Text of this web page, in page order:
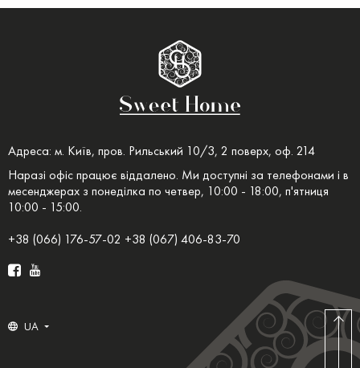
Адреса: м. Київ, пров. Рильський 10/3, 2 поверх, оф. 214
Наразі офіс працює віддалено. Ми доступні за телефонами і в
месенджерах з понеділка по четвер, 10:00 - 18:00, п'ятниця
10:00 - 15:00.
+38 (066) 176-57-02 +38 (067) 406-83-70
UA